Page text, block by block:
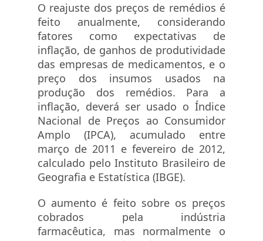
O reajuste dos preços de remédios é
feito anualmente, considerando
fatores como expectativas de
inflação, de ganhos de produtividade
das empresas de medicamentos, e o
preço dos insumos usados na
produção dos remédios. Para a
inflação, deverá ser usado o Índice
Nacional de Preços ao Consumidor
Amplo (IPCA), acumulado entre
março de 2011 e fevereiro de 2012,
calculado pelo Instituto Brasileiro de
Geografia e Estatística (IBGE).
O aumento é feito sobre os preços
cobrados pela indústria
farmacêutica, mas normalmente o